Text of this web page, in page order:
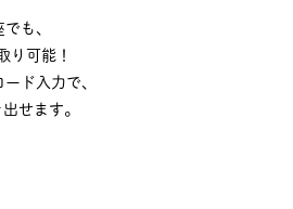
も、
り可能！
ド入力で、
せます。